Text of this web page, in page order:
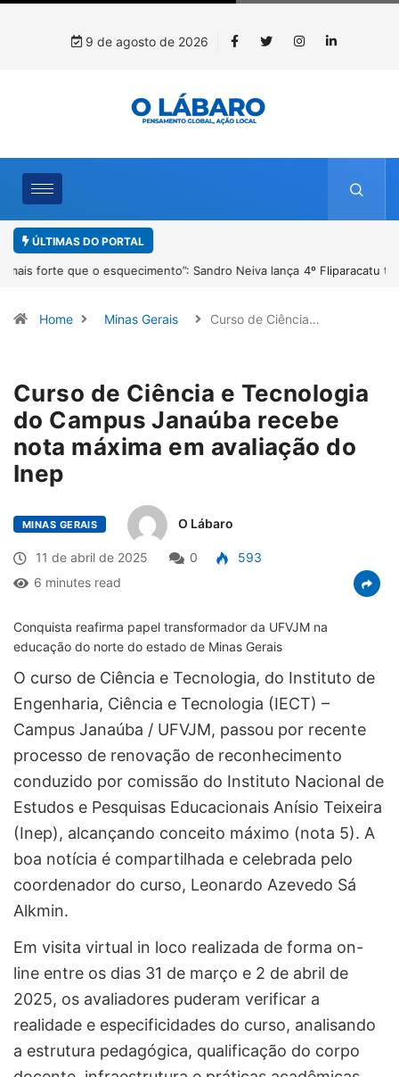
9 de agosto de 2026
ÚLTIMAS DO PORTAL
4º Fliparacatu tem inscrições abertas para o Prêmio de Redação e
Home Minas Gerais Curso de Ciência…
Curso de Ciência e Tecnologia
do Campus Janaúba recebe
nota máxima em avaliação do
Inep
MINAS GERAIS O Lábaro
11 de abril de 2025 0
593
6 minutes read
Conquista reafirma papel transformador da UFVJM na
educação do norte do estado de Minas Gerais
O curso de Ciência e Tecnologia, do Instituto de
Engenharia, Ciência e Tecnologia (IECT) –
Campus Janaúba / UFVJM, passou por recente
processo de renovação de reconhecimento
conduzido por comissão do Instituto Nacional de
Estudos e Pesquisas Educacionais Anísio Teixeira
(Inep), alcançando conceito máximo (nota 5). A
boa notícia é compartilhada e celebrada pelo
coordenador do curso, Leonardo Azevedo Sá
Alkmin.
Em visita virtual in loco realizada de forma on-
line entre os dias 31 de março e 2 de abril de
2025, os avaliadores puderam verificar a
realidade e especificidades do curso, analisando
a estrutura pedagógica, qualificação do corpo